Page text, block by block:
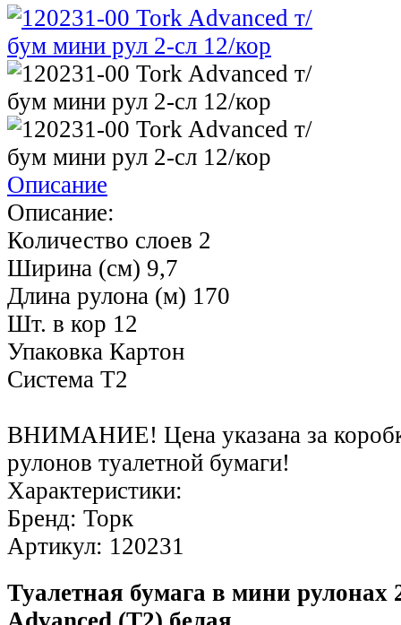
Описание
Описание:
Количество слоев 2
Ширина (см) 9,7
Длина рулона (м) 170
Шт. в кор 12
Упаковка Картон
Система Т2
ВНИМАНИЕ! Цена указана за
рулонов туалетной бумаги!
Характеристики:
Бренд: Торк
Артикул: 120231
Туалетная бумага в мини рулонах